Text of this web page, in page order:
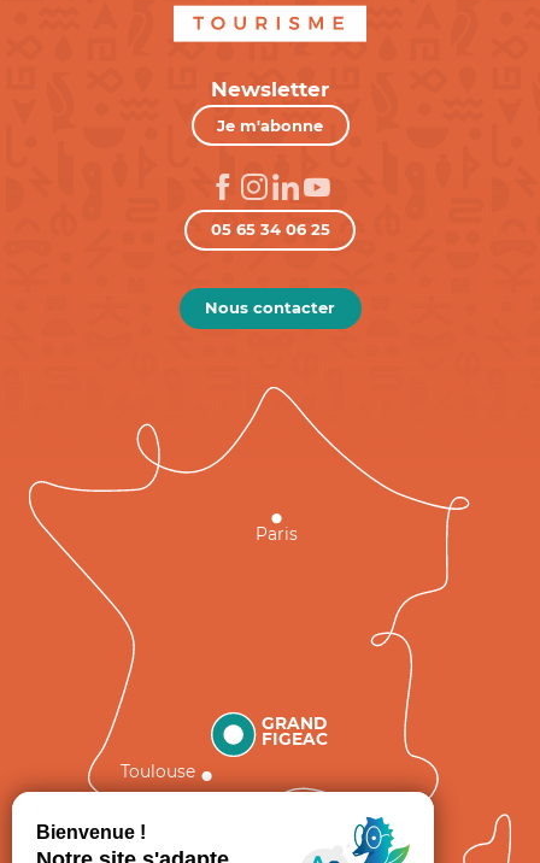
Newsletter
Je m'abonne
05 65 34 06 25
Nous contacter
GRAND
FIGEAC
Toulouse
Paris